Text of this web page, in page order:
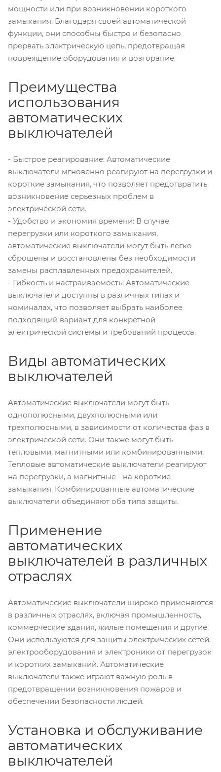
мощности или при возникновении короткого
замыкания. Благодаря своей автоматической
функции, они способны быстро и безопасно
прервать электрическую цепь, предотвращая
повреждение оборудования и возгорание.
Преимущества
использования
автоматических
выключателей
- Быстрое реагирование: Автоматические
выключатели мгновенно реагируют на перегрузки и
короткие замыкания, что позволяет предотвратить
возникновение серьезных проблем в
электрической сети.
- Удобство и экономия времени: В случае
перегрузки или короткого замыкания,
автоматические выключатели могут быть легко
сброшены и восстановлены без необходимости
замены расплавленных предохранителей.
- Гибкость и настраиваемость: Автоматические
выключатели доступны в различных типах и
номиналах, что позволяет выбрать наиболее
подходящий вариант для конкретной
электрической системы и требований процесса.
Виды автоматических
выключателей
Автоматические выключатели могут быть
однополюсными, двухполюсными или
трехполюсными, в зависимости от количества фаз в
электрической сети. Они также могут быть
тепловыми, магнитными или комбинированными.
Тепловые автоматические выключатели реагируют
на перегрузки, а магнитные - на короткие
замыкания. Комбинированные автоматические
выключатели объединяют оба типа защиты.
Применение
автоматических
выключателей в различных
отраслях
Автоматические выключатели широко применяются
в различных отраслях, включая промышленность,
коммерческие здания, жилые помещения и другие.
Они используются для защиты электрических сетей,
электрооборудования и электроники от перегрузок
и коротких замыканий. Автоматические
выключатели также играют важную роль в
предотвращении возникновения пожаров и
обеспечении безопасности людей.
Установка и обслуживание
автоматических
выключателей